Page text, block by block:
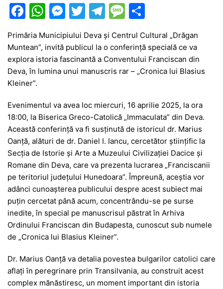
F
a
c
e
b
o
o
k
W
at
s
A
p
M
e
s
s
e
g
er
T
itt
er
T
el
e
gr
a
M
s
s
a
e
ta
je
a
ă
Primăria Municipiului Deva și Centrul Cultural „Drăgan
Muntean”, invită publicul la o conferință specială ce va
explora istoria fascinantă a Conventului Franciscan din
Deva, în lumina unui manuscris rar – „Cronica lui Blasius
Kleiner”.
Evenimentul va avea loc miercuri, 16 aprilie 2025, la ora
18:00, la Biserica Greco-Catolică „Immaculata” din Deva.
Această conferință va fi susținută de istoricul dr. Marius
Oanță, alături de dr. Daniel I. Iancu, cercetător științific la
Secția de Istorie și Arte a Muzeului Civilizației Dacice și
Romane din Deva, care va prezenta lucrarea „Franciscanii
pe teritoriul județului Hunedoara”. Împreună, aceștia vor
adânci cunoașterea publicului despre acest subiect mai
puțin cercetat până acum, concentrându-se pe surse
inedite, în special pe manuscrisul păstrat în Arhiva
Ordinului Franciscan din Budapesta, cunoscut sub numele
de „Cronica lui Blasius Kleiner”.
Dr. Marius Oanță va detalia povestea bulgarilor catolici care
aflați în peregrinare prin Transilvania, au construit acest
complex mănăstiresc, un moment important din istoria